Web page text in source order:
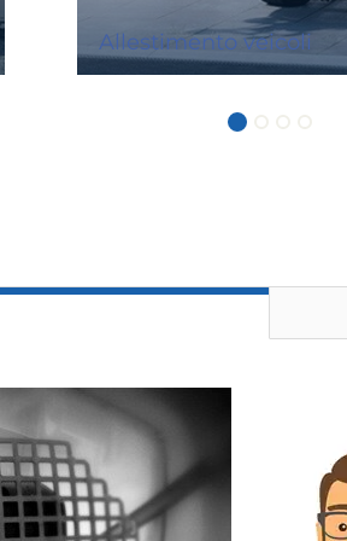
Allestimento veicoli